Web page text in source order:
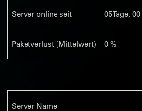
Server online seit 05Tage, 00
Paketverlust (Mittelwert) 0 %
Server Name